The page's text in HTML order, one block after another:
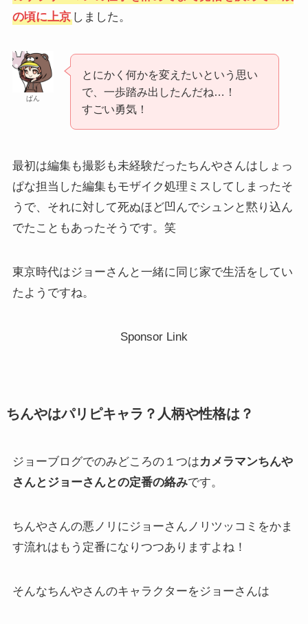
の頃に上京しました。
ぱん
とにかく何かを変えたいという思い
で、一歩踏み出したんだね…！
すごい勇気！
最初は編集も撮影も未経験だったちんやさんはしょっ
ぱな担当した編集もモザイク処理ミスしてしまったそ
うで、それに対して死ぬほど凹んでシュンと黙り込ん
でたこともあったそうです。笑
東京時代はジョーさんと一緒に同じ家で生活をしてい
たようですね。
Sponsor Link
ちんやはパリピキャラ？人柄や性格は？
ジョーブログでのみどころの１つはカメラマンちんや
さんとジョーさんとの定番の絡みです。
ちんやさんの悪ノリにジョーさんノリツッコミをかま
す流れはもう定番になりつつありますよね！
そんなちんやさんのキャラクターをジョーさんは